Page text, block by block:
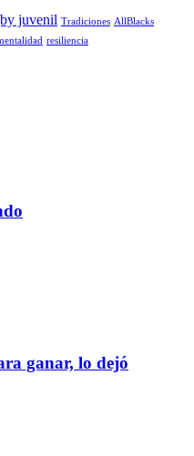
juvenil Tradiciones AllBlacks
resiliencia
ganar, lo dejó